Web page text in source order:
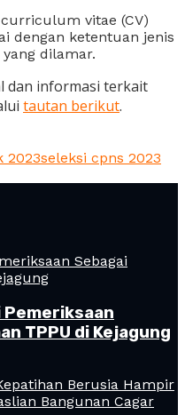
vitae (CV)
dengan ketentuan jenis
dilamar.
dan informasi terkait
tautan berikut.
2023seleksi cpns 2023
TPPU di Kejagung